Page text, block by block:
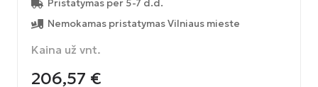
Pristatymas per 5-7 d.d.
Nemokamas pristatymas Vilniaus mieste
Kaina už vnt.
206,57 €